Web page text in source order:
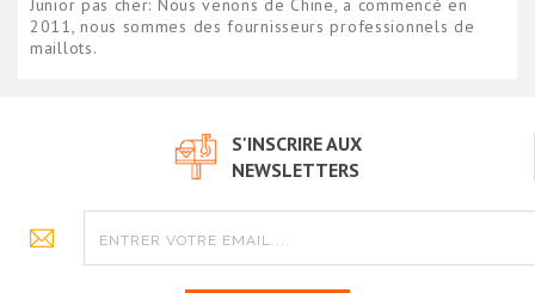
Junior pas cher: Nous venons de Chine, a commencé en
2011, nous sommes des fournisseurs professionnels de
maillots.
S'INSCRIRE AUX
NEWSLETTERS